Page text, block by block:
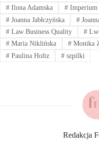
#Ilona Adamska #Imperium
#Joanna Jabłczyńska #
#Law Business Quality #
#Maria Niklińska #Monika
#Paulina Holtz #szpilki
Redakcja